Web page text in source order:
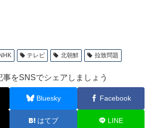
テレビ 北朝鮮 拉致問題
事をSNSでシェアしましょう
Bluesky Facebook
はてブ LINE